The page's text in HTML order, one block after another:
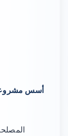
أسس